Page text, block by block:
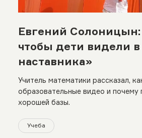
Евгений
чтобы дети видели в
наставника»
Учитель математики рассказал,
образовательные видео и почему
хорошей базы.
Учеба